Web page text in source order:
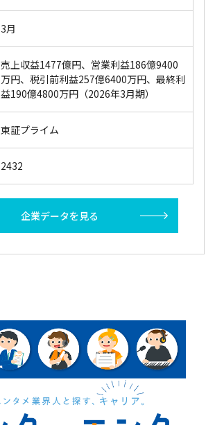
3月
売上収益1477億円、営業利益186億9400
万円、税引前利益257億6400万円、最終利
益190億4800万円（2026年3月期）
東証プライム
2432
企業データを見る